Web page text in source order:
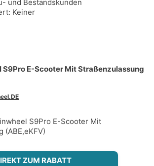
und Bestandskunden
Keiner
S9Pro E-Scooter Mit Straßenzulassung
S9Pro E-Scooter Mit
(ABE,eKFV)
ZUM RABATT